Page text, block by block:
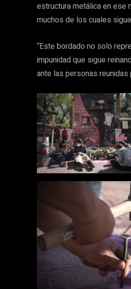
estructura metálica en ese
muchos de los cuales
“Este bordado no solo
impunidad que sigue
ante las personas reunidas